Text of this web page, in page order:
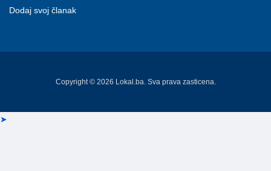
Dodaj svoj članak
Copyright © 2026 Lokal.ba. Sva prava zasticena.
➤